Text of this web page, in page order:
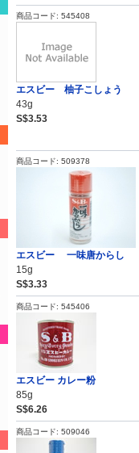
商品コード: 545408
エスビー 柚子こしょう
43g
S$3.53
商品コード: 509378
エスビー 一味唐からし
15g
S$3.33
商品コード: 545406
エスビー カレー粉
85g
S$6.26
商品コード: 509046